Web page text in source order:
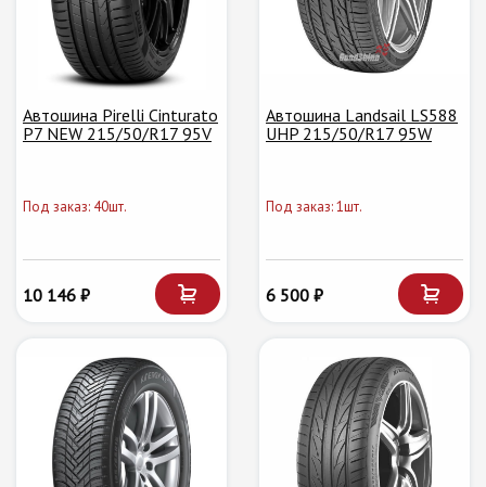
Автошина Pirelli Cinturato
P7 NEW 215/50/R17 95V
Под заказ: 40шт.
10 146 ₽
Автошина Landsail LS588
UHP 215/50/R17 95W
Под заказ: 1шт.
6 500 ₽